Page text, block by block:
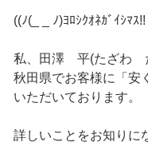
((ﾉ(_ _ ﾉ)ﾖﾛｼｸｵﾈｶﾞｲｼﾏｽ!!
私、田澤 平(たざわ
秋田県でお客様に「安
いただいております。
詳しいことをお知りに